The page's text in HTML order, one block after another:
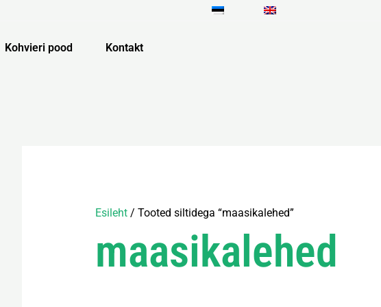
Kohvieri pood Kontakt
Esileht/ Tooted siltidega “maasikalehed”
maasikalehed